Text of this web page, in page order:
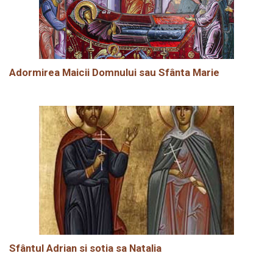
Adormirea Maicii Domnului sau Sfânta Marie
Sfântul Adrian si sotia sa Natalia